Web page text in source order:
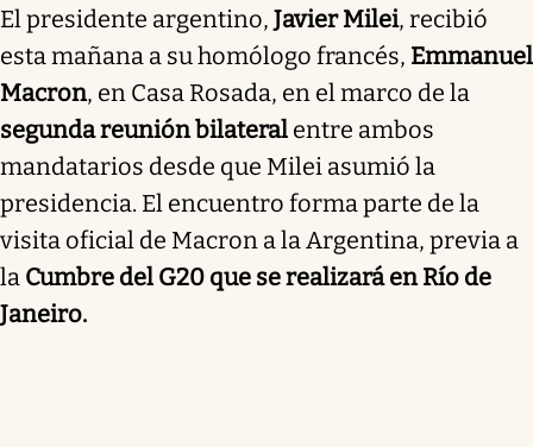
El presidente argentino, Javier Milei, recibió
esta mañana a su homólogo francés, Emmanuel
Macron, en Casa Rosada, en el marco de la
segunda reunión bilateral entre ambos
mandatarios desde que Milei asumió la
presidencia. El encuentro forma parte de la
visita oficial de Macron a la Argentina, previa a
la Cumbre del G20 que se realizará en Río de
Janeiro.